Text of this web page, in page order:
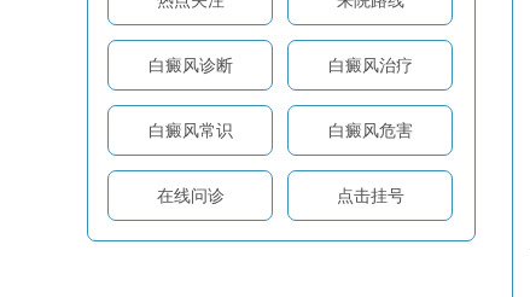
白癜风诊断 白癜风治疗
白癜风常识 白癜风危害
在线问诊 点击挂号